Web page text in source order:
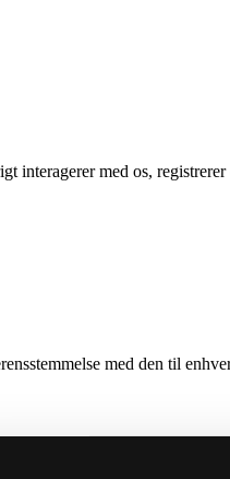
interagerer med os,
med den til
opdateringer om produktnyt